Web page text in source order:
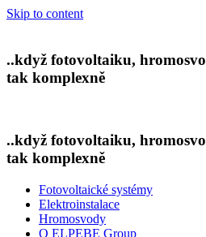
Skip to content
..když fotovoltaiku,
tak komplexně
..když fotovoltaiku,
tak komplexně
Fotovoltaické systémy
Elektroinstalace
Hromosvody
O ELPEBE Group